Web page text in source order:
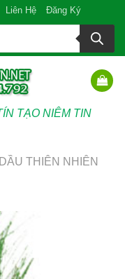
Liên Hệ Đăng Ký
TẠO NIÊM TIN
THIÊN NHIÊN